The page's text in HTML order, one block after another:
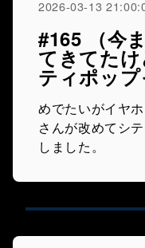
2026-03-13
#165 （今
てきてた
ティポッ
めでたいがイヤ
さんが改めてシ
しました。